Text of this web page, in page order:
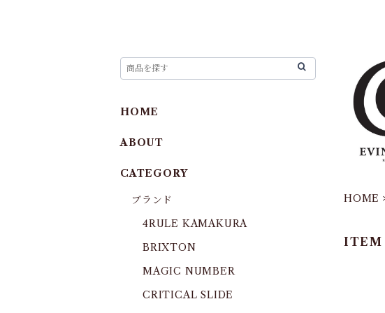
HOME
ITEM
HOME
ABOUT
CATEGORY
ブランド
4RULE KAMAKURA
BRIXTON
MAGIC NUMBER
CRITICAL SLIDE